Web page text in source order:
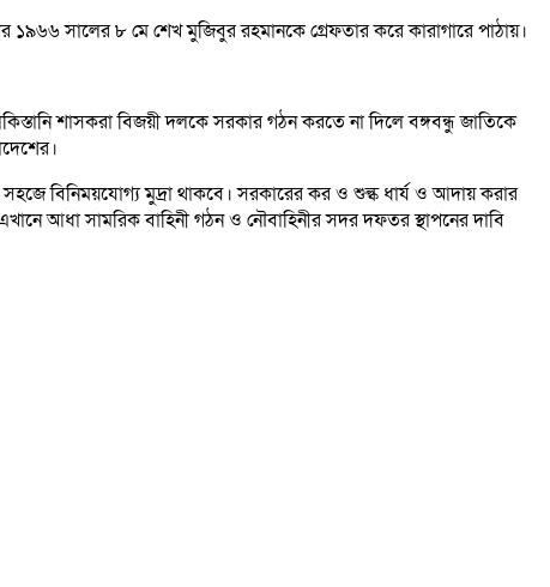
১৯৬৬ সালের ৮ মে শেখ মুজিবুর রহমানকে গ্রেফতার করে কারাগারে পাঠায়।
শাসকরা বিজয়ী দলকে সরকার গঠন করতে না দিলে বঙ্গবন্ধু জাতিকে
সহজে বিনিময়যোগ্য মুদ্রা থাকবে। সরকারের কর ও শুল্ক ধার্য ও আদায় করার
আধা সামরিক বাহিনী গঠন ও নৌবাহিনীর সদর দফতর স্থাপনের দাবি